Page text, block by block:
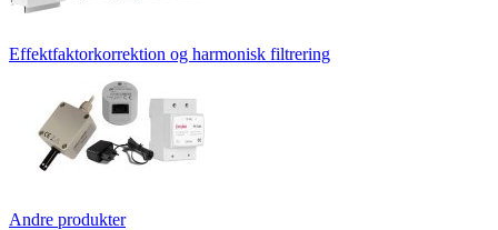
Effektfaktorkorrektion og harmonisk filtrering
Andre produkter